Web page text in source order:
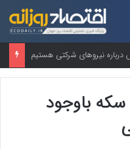
نیروهای شرکتی هستیم
باوجود